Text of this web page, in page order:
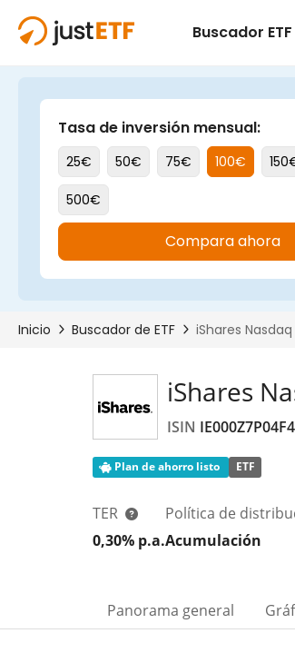
iShares
ISIN IE000Z7P04F4
Plan de ahorro listo ETF
TER
0,30% p.a.
Política de
Acumulación
Panorama general